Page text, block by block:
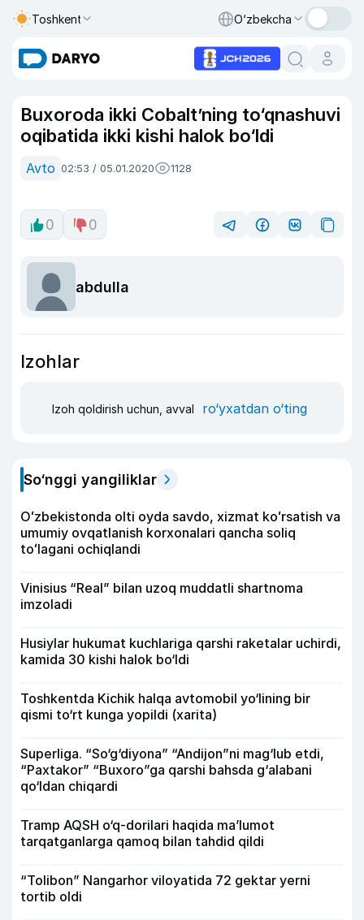
Toshkent O‘zbekcha
Buxoroda ikki Cobalt’ning to‘qnashuvi
oqibatida ikki kishi halok bo‘ldi
Avto 02:53 / 05.01.2020 1128
0 0
abdulla
Izohlar
Izoh qoldirish uchun, avval ro‘yxatdan o‘ting
So‘nggi yangiliklar
Oʻzbekistonda olti oyda savdo, xizmat koʻrsatish va
umumiy ovqatlanish korxonalari qancha soliq
toʻlagani ochiqlandi
Vinisius “Real” bilan uzoq muddatli shartnoma
imzoladi
Husiylar hukumat kuchlariga qarshi raketalar uchirdi,
kamida 30 kishi halok bo‘ldi
Toshkentda Kichik halqa avtomobil yo‘lining bir
qismi to‘rt kunga yopildi (xarita)
Superliga. “So‘g‘diyona” “Andijon”ni mag‘lub etdi,
“Paxtakor” “Buxoro”ga qarshi bahsda g‘alabani
qo‘ldan chiqardi
Tramp AQSH o‘q-dorilari haqida ma’lumot
tarqatganlarga qamoq bilan tahdid qildi
“Tolibon” Nangarhor viloyatida 72 gektar yerni
tortib oldi